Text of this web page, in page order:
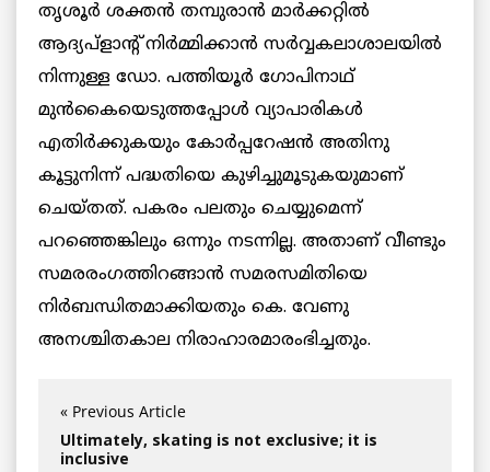
തൃശൂര്‍ ശക്തന്‍ തമ്പുരാന്‍ മാര്‍ക്കറ്റില്‍
ആദ്യപ്ളാന്റ് നിര്‍മ്മിക്കാന്‍ സര്‍വ്വകലാശാലയില്‍
നിന്നുള്ള ഡോ. പത്തിയൂര്‍ ഗോപിനാഥ്
മുന്‍കൈയെടുത്തപ്പോള്‍ വ്യാപാരികള്‍
എതിര്‍ക്കുകയും കോര്‍പ്പറേഷന്‍ അതിനു
കൂട്ടുനിന്ന് പദ്ധതിയെ കുഴിച്ചുമൂടുകയുമാണ്
ചെയ്തത്. പകരം പലതും ചെയ്യുമെന്ന്
പറഞ്ഞെങ്കിലും ഒന്നും നടന്നില്ല. അതാണ് വീണ്ടും
സമരരംഗത്തിറങ്ങാന്‍ സമരസമിതിയെ
നിര്‍ബന്ധിതമാക്കിയതും കെ. വേണു
അനശ്ചിതകാല നിരാഹാരമാരംഭിച്ചതും.
« Previous Article
Ultimately, skating is not exclusive; it is
inclusive